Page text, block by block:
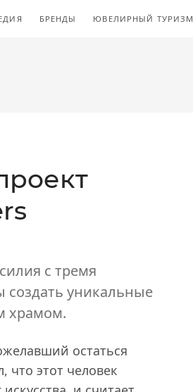
БРЕНДЫ ЮВЕЛИРНЫЙ ТУРИЗМ
с тремя
уникальные
храмом.
остаться
этот человек